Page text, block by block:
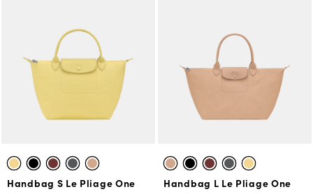
Handbag S Le Pliage One Handbag L Le Pliage One